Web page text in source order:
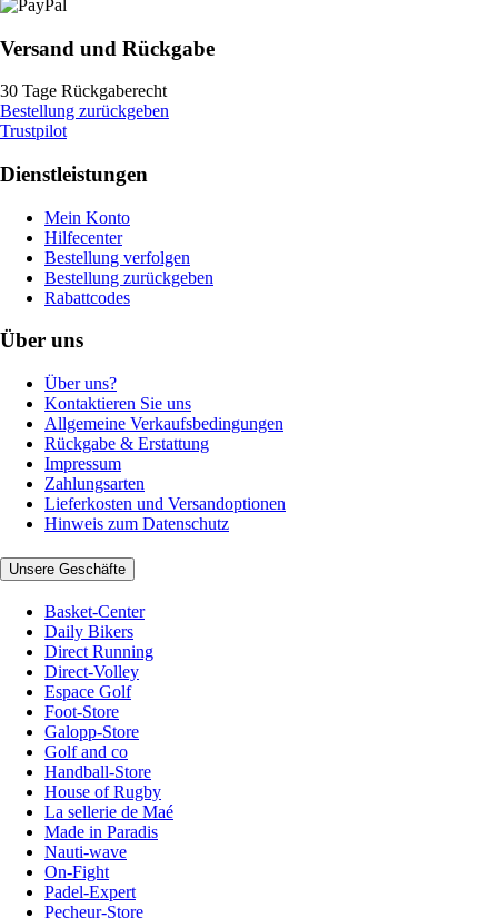
Versand und Rückgabe
30 Tage Rückgaberecht
Bestellung zurückgeben
Trustpilot
Dienstleistungen
Mein Konto
Hilfecenter
Bestellung verfolgen
Bestellung zurückgeben
Rabattcodes
Über uns
Über uns?
Kontaktieren Sie uns
Allgemeine Verkaufsbedingungen
Rückgabe & Erstattung
Impressum
Zahlungsarten
Lieferkosten und Versandoptionen
Hinweis zum Datenschutz
Unsere Geschäfte
Basket-Center
Daily Bikers
Direct Running
Direct-Volley
Espace Golf
Foot-Store
Galopp-Store
Golf and co
Handball-Store
House of Rugby
La sellerie de Maé
Made in Paradis
Nauti-wave
On-Fight
Padel-Expert
Pecheur-Store